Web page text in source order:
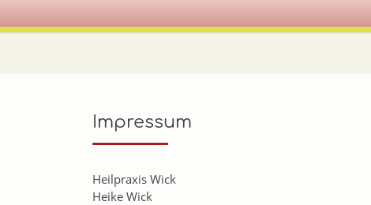
Impressum
Heilpraxis Wick
Heike Wick